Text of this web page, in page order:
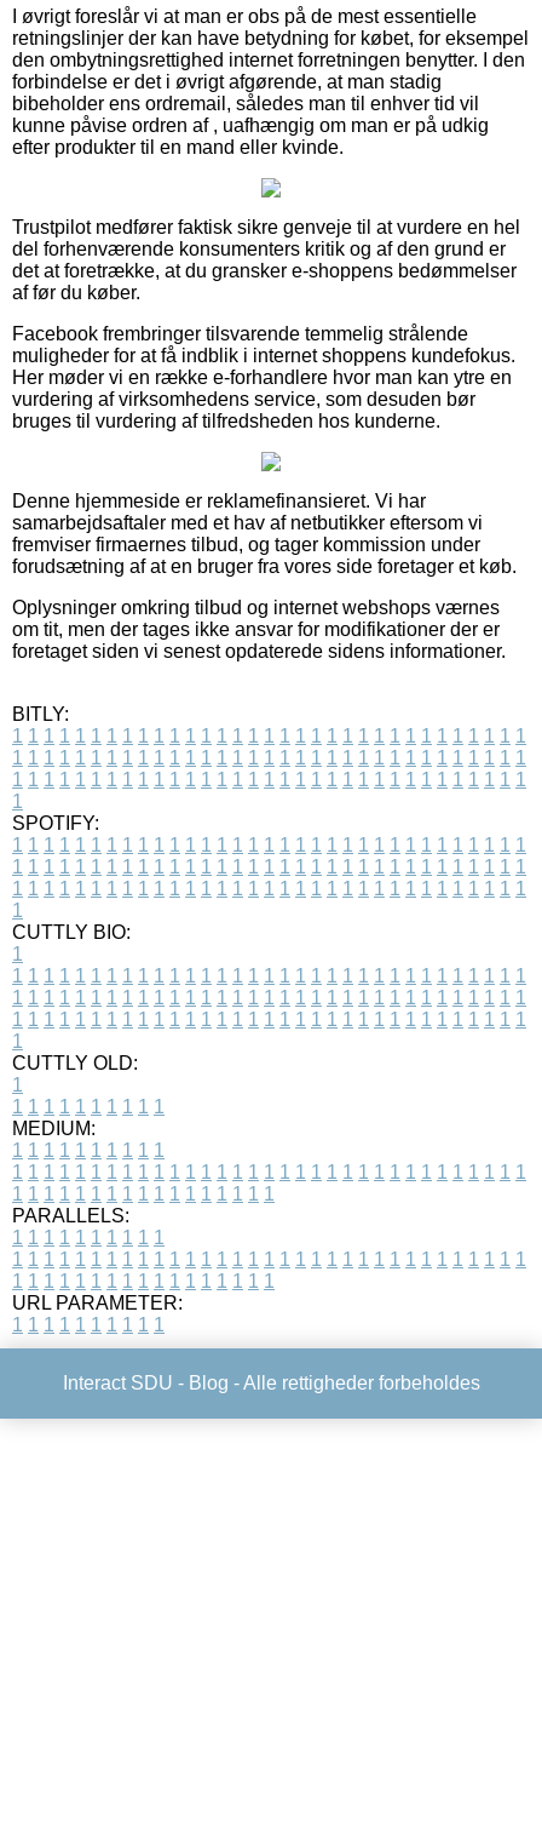
I øvrigt foreslår vi at man er obs på de mest essentielle
retningslinjer der kan have betydning for købet, for eksempel
den ombytningsrettighed internet forretningen benytter. I den
forbindelse er det i øvrigt afgørende, at man stadig
bibeholder ens ordremail, således man til enhver tid vil
kunne påvise ordren af , uafhængig om man er på udkig
efter produkter til en mand eller kvinde.
Trustpilot medfører faktisk sikre genveje til at vurdere en hel
del forhenværende konsumenters kritik og af den grund er
det at foretrække, at du gransker e-shoppens bedømmelser
af før du køber.
Facebook frembringer tilsvarende temmelig strålende
muligheder for at få indblik i internet shoppens kundefokus.
Her møder vi en række e-forhandlere hvor man kan ytre en
vurdering af virksomhedens service, som desuden bør
bruges til vurdering af tilfredsheden hos kunderne.
Denne hjemmeside er reklamefinansieret. Vi har
samarbejdsaftaler med et hav af netbutikker eftersom vi
fremviser firmaernes tilbud, og tager kommission under
forudsætning af at en bruger fra vores side foretager et køb.
Oplysninger omkring tilbud og internet webshops værnes
om tit, men der tages ikke ansvar for modifikationer der er
foretaget siden vi senest opdaterede sidens informationer.
BITLY:
1 1 1 1 1 1 1 1 1 1 1 1 1 1 1 1 1 1 1 1 1 1 1 1 1 1 1 1 1 1 1 1 1
1 1 1 1 1 1 1 1 1 1 1 1 1 1 1 1 1 1 1 1 1 1 1 1 1 1 1 1 1 1 1 1 1
1 1 1 1 1 1 1 1 1 1 1 1 1 1 1 1 1 1 1 1 1 1 1 1 1 1 1 1 1 1 1 1 1
1
SPOTIFY:
1 1 1 1 1 1 1 1 1 1 1 1 1 1 1 1 1 1 1 1 1 1 1 1 1 1 1 1 1 1 1 1 1
1 1 1 1 1 1 1 1 1 1 1 1 1 1 1 1 1 1 1 1 1 1 1 1 1 1 1 1 1 1 1 1 1
1 1 1 1 1 1 1 1 1 1 1 1 1 1 1 1 1 1 1 1 1 1 1 1 1 1 1 1 1 1 1 1 1
1
CUTTLY BIO:
1
1 1 1 1 1 1 1 1 1 1 1 1 1 1 1 1 1 1 1 1 1 1 1 1 1 1 1 1 1 1 1 1 1
1 1 1 1 1 1 1 1 1 1 1 1 1 1 1 1 1 1 1 1 1 1 1 1 1 1 1 1 1 1 1 1 1
1 1 1 1 1 1 1 1 1 1 1 1 1 1 1 1 1 1 1 1 1 1 1 1 1 1 1 1 1 1 1 1 1
1
CUTTLY OLD:
1
1 1 1 1 1 1 1 1 1 1
MEDIUM:
1 1 1 1 1 1 1 1 1 1
1 1 1 1 1 1 1 1 1 1 1 1 1 1 1 1 1 1 1 1 1 1 1 1 1 1 1 1 1 1 1 1 1
1 1 1 1 1 1 1 1 1 1 1 1 1 1 1 1 1
PARALLELS:
1 1 1 1 1 1 1 1 1 1
1 1 1 1 1 1 1 1 1 1 1 1 1 1 1 1 1 1 1 1 1 1 1 1 1 1 1 1 1 1 1 1 1
1 1 1 1 1 1 1 1 1 1 1 1 1 1 1 1 1
URL PARAMETER:
1 1 1 1 1 1 1 1 1 1
Interact SDU - Blog - Alle rettigheder forbeholdes